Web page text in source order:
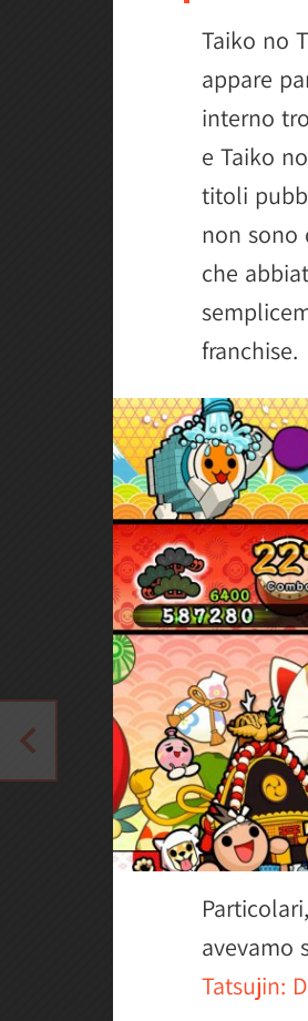
Taiko no
appare
interno
e Taiko
titoli
non sono
che
franchise.
avevamo
Tatsujin: